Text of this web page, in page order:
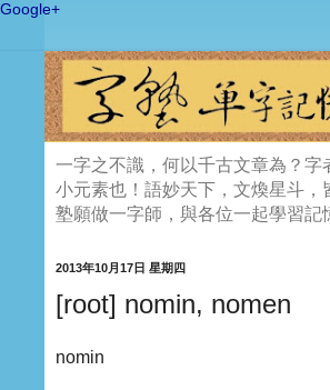
Google+
一字之不識，何以千古文章為？字
小元素也！語妙天下，文煥星斗，
塾願做一字師，與各位一起學習記
2013年10月17日 星期四
[root] nomin, nomen
nomin